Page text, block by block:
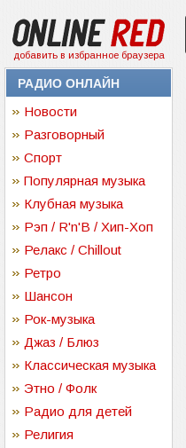
добавить в избранное браузера
РАДИО ОНЛАЙН
Новости
Разговорный
Спорт
Популярная музыка
Клубная музыка
Рэп / R'n'B / Хип-Хоп
Релакс / Chillout
Ретро
Шансон
Рок-музыка
Джаз / Блюз
Классическая музыка
Этно / Фолк
Радио для детей
Религия